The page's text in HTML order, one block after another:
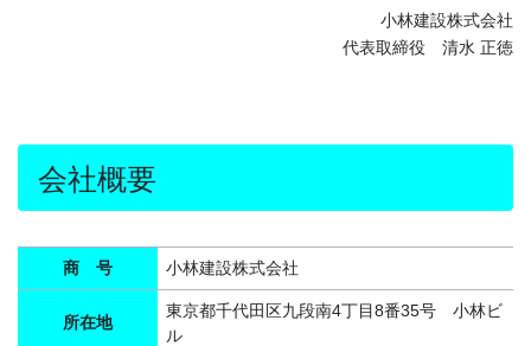
小林建設株式会社
代表取締役 清水 正徳
会社概要
商 号 小林建設株式会社
所在地
東京都千代田区九段南4丁目8番35号 小林ビ
ル